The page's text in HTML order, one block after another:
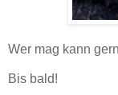
Wer mag kann
Bis bald!